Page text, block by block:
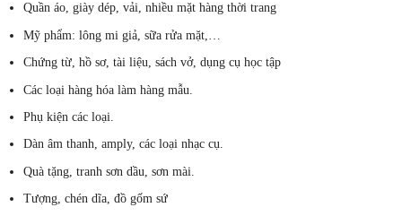
Quần áo, giày dép, vải, nhiều mặt hàng thời trang
Mỹ phẩm: lông mi giả, sữa rửa mặt,…
Chứng từ, hồ sơ, tài liệu, sách vở, dụng cụ học tập
Các loại hàng hóa làm hàng mẫu.
Phụ kiện các loại.
Dàn âm thanh, amply, các loại nhạc cụ.
Quà tặng, tranh sơn dầu, sơn mài.
Tượng, chén dĩa, đồ gốm sứ